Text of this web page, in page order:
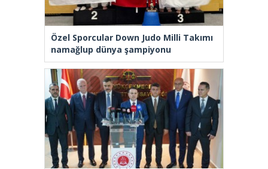
Özel Sporcular Down Judo Milli Takımı
namağlup dünya şampiyonu